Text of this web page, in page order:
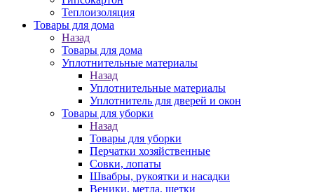
Теплоизоляция
Товары для дома
Назад
Товары для дома
Уплотнительные материалы
Назад
Уплотнительные материалы
Уплотнитель для дверей и окон
Товары для уборки
Назад
Товары для уборки
Перчатки хозяйственные
Совки, лопаты
Швабры, рукоятки и насадки
Веники, метла, щетки